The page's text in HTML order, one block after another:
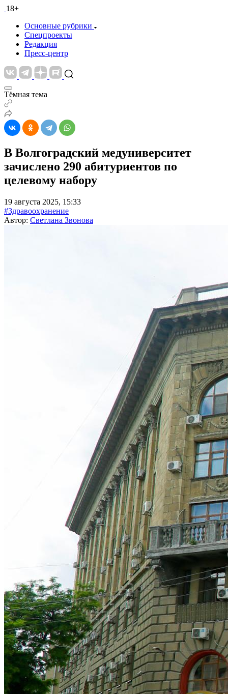
18+
Основные рубрики
Спецпроекты
Редакция
Пресс-центр
Тёмная тема
В Волгоградский медуниверситет
зачислено 290 абитуриентов по
целевому набору
19 августа 2025, 15:33
#Здравоохранение
Автор: Светлана Звонова